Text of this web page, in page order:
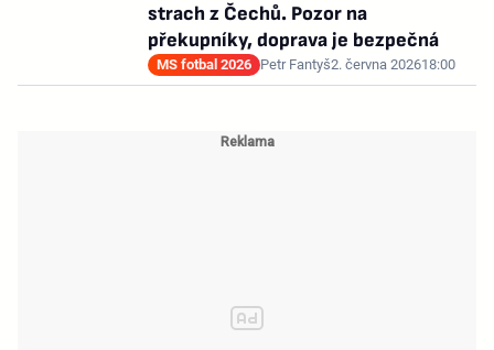
strach z Čechů. Pozor na
překupníky, doprava je bezpečná
MS fotbal 2026 Petr Fantyš2. června 202618:00